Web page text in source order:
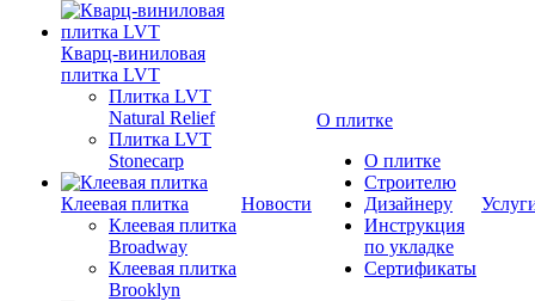
Кварц-виниловая
плитка LVT
Плитка LVT
Natural Relief
Плитка LVT
Stonecarp
Клеевая плитка
Клеевая плитка
Broadway
Клеевая плитка
Brooklyn
Новости
О плитке
О плитке
Строителю
Дизайнеру
Инструкция
по укладке
Сертификаты